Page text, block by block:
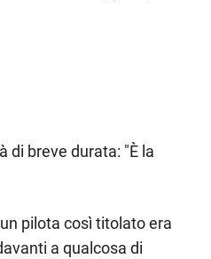
di breve durata: "È la
pilota così titolato era
a qualcosa di